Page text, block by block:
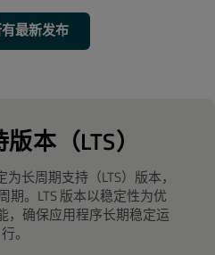
最新发布
本（LTS）
长周期支持（LTS）版本，
期。LTS 版本以稳定性为优
，确保应用程序长期稳定运
行。